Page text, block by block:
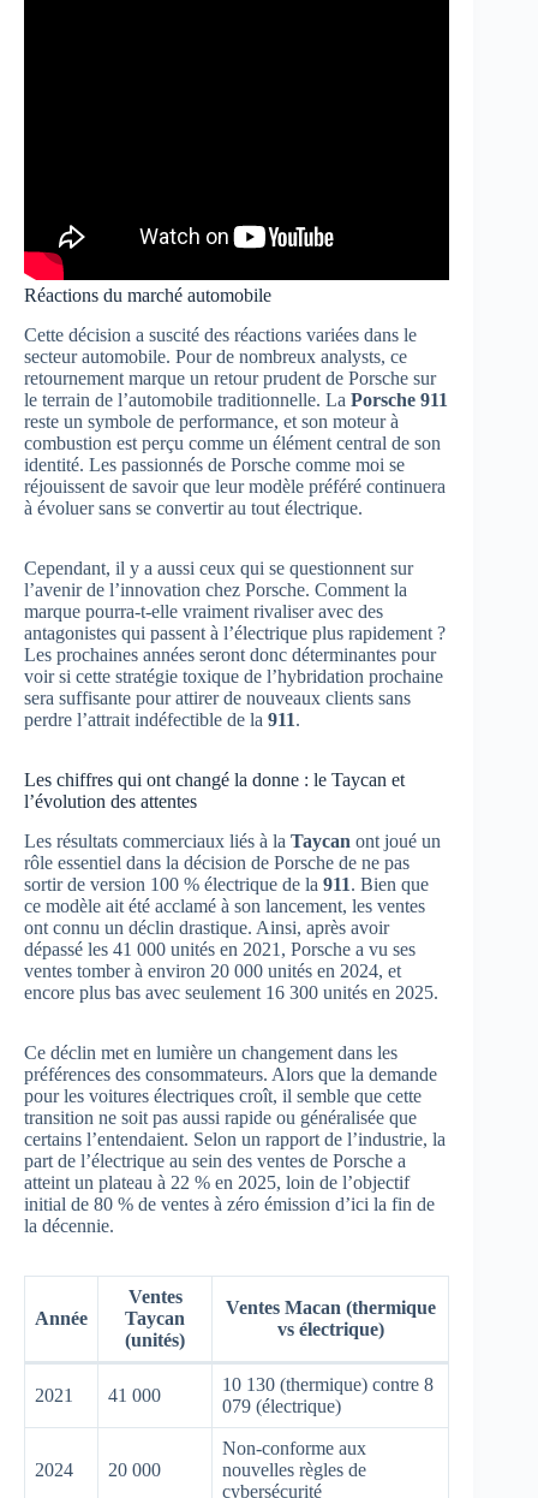
Réactions du marché automobile
Cette décision a suscité des réactions variées dans le
secteur automobile. Pour de nombreux analysts, ce
retournement marque un retour prudent de Porsche sur
le terrain de l’automobile traditionnelle. La Porsche 911
reste un symbole de performance, et son moteur à
combustion est perçu comme un élément central de son
identité. Les passionnés de Porsche comme moi se
réjouissent de savoir que leur modèle préféré continuera
à évoluer sans se convertir au tout électrique.
Cependant, il y a aussi ceux qui se questionnent sur
l’avenir de l’innovation chez Porsche. Comment la
marque pourra-t-elle vraiment rivaliser avec des
antagonistes qui passent à l’électrique plus rapidement ?
Les prochaines années seront donc déterminantes pour
voir si cette stratégie toxique de l’hybridation prochaine
sera suffisante pour attirer de nouveaux clients sans
perdre l’attrait indéfectible de la 911.
Les chiffres qui ont changé la donne : le Taycan et
l’évolution des attentes
Les résultats commerciaux liés à la Taycan ont joué un
rôle essentiel dans la décision de Porsche de ne pas
sortir de version 100 % électrique de la 911. Bien que
ce modèle ait été acclamé à son lancement, les ventes
ont connu un déclin drastique. Ainsi, après avoir
dépassé les 41 000 unités en 2021, Porsche a vu ses
ventes tomber à environ 20 000 unités en 2024, et
encore plus bas avec seulement 16 300 unités en 2025.
Ce déclin met en lumière un changement dans les
préférences des consommateurs. Alors que la demande
pour les voitures électriques croît, il semble que cette
transition ne soit pas aussi rapide ou généralisée que
certains l’entendaient. Selon un rapport de l’industrie, la
part de l’électrique au sein des ventes de Porsche a
atteint un plateau à 22 % en 2025, loin de l’objectif
initial de 80 % de ventes à zéro émission d’ici la fin de
la décennie.
Année
Ventes
Taycan
(unités)
Ventes Macan (thermique
vs électrique)
2021 41 000
10 130 (thermique) contre 8
079 (électrique)
2024 20 000
Non-conforme aux
nouvelles règles de
cybersécurité